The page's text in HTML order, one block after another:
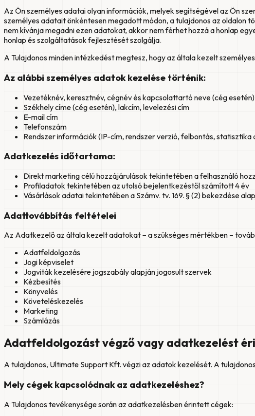
Az Ön személyes adatai olyan információk, melyek segítségével az Ön
személyes adatait önkéntesen megadott módon, a tulajdonos az oldalon
nem kívánja megadni ezen adatokat, akkor nem férhet hozzá a honlap
honlap és szolgáltatások fejlesztését szolgálja.
A Tulajdonos minden intézkedést megtesz, hogy az általa kezelt
Az alábbi személyes adatok kezelése történik:
Vezetéknév, keresztnév, cégnév és kapcsolattartó neve (cég esetén)
Székhely címe (cég esetén), lakcím, levelezési cím
E-mail cím
Telefonszám
Rendszer információk (IP-cím, rendszer verzió, felbontás,
Adatkezelés időtartama:
Direkt marketing célú hozzájárulások tekintetében a felhasználó
Profiladatok tekintetében az utolsó bejelentkezéstől számított 4 év
Vásárlások adatai tekintetében a Számv. tv. 169. § (2) bekezdése
Adattovábbítás feltételei
Az Adatkezelő az általa kezelt adatokat – a szükséges mértékben –
Adatfeldolgozás
Jogi képviselet
Jogviták kezelésére jogszabály alapján jogosult szervek
Kézbesítés
Könyvelés
Követeléskezelés
Marketing
Számlázás
Adatfeldolgozást végző vagy adatkezelést
A tulajdonos, Ultimate Support Kft. végzi az adatok kezelését. A
Mely cégek kapcsolódnak az adatkezeléshez?
A Tulajdonos tevékenysége során az adatkezelésben érintett cégek: